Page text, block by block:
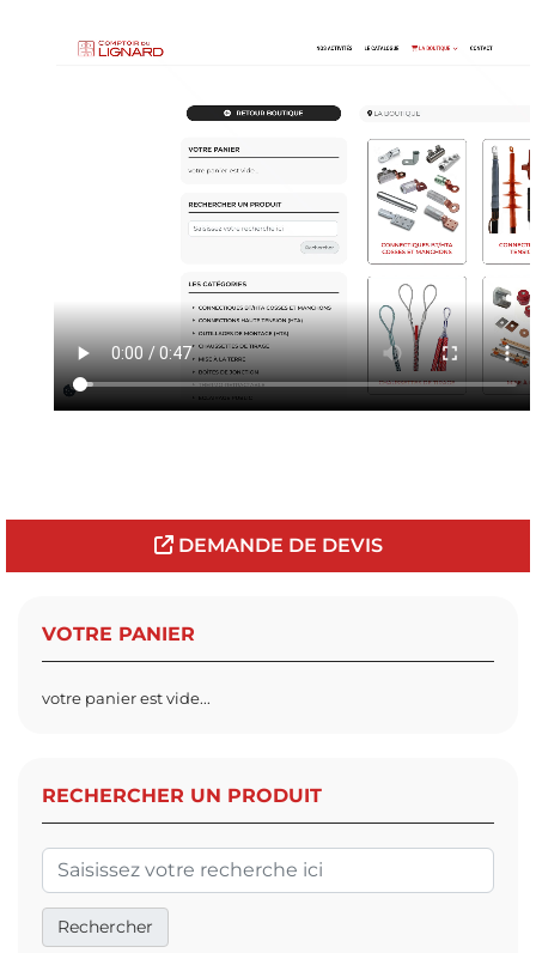
DEMANDE DE DEVIS
VOTRE PANIER
votre panier est vide...
RECHERCHER UN PRODUIT